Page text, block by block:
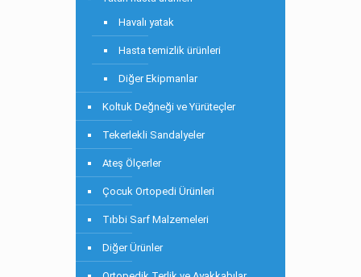
Havalı yatak
Hasta temizlik ürünleri
Diğer Ekipmanlar
Koltuk Değneği ve Yürüteçler
Tekerlekli Sandalyeler
Ateş Ölçerler
Çocuk Ortopedi Ürünleri
Tıbbi Sarf Malzemeleri
Diğer Ürünler